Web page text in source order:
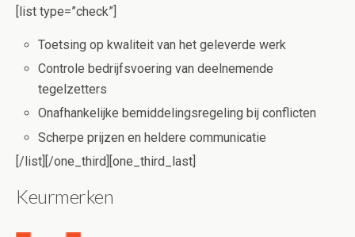
[list type=”check”]
Toetsing op kwaliteit van het geleverde werk
Controle bedrijfsvoering van deelnemende
tegelzetters
Onafhankelijke bemiddelingsregeling bij conflicten
Scherpe prijzen en heldere communicatie
[/list][/one_third][one_third_last]
Keurmerken